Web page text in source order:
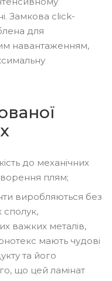
Замкова click-
для
навантаженням,
до механічних
плям;
виробляються без
сполук,
важких металів,
мають чудові
та його
що цей ламінат